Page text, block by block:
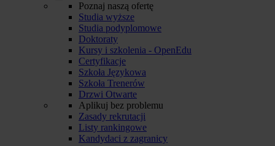
Poznaj naszą ofertę
Studia wyższe
Studia podyplomowe
Doktoraty
Kursy i szkolenia - OpenEdu
Certyfikacje
Szkoła Językowa
Szkoła Trenerów
Drzwi Otwarte
Aplikuj bez problemu
Zasady rekrutacji
Listy rankingowe
Kandydaci z zagranicy